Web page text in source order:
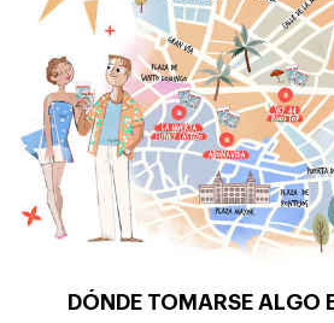
DÓNDE TOMARSE ALGO